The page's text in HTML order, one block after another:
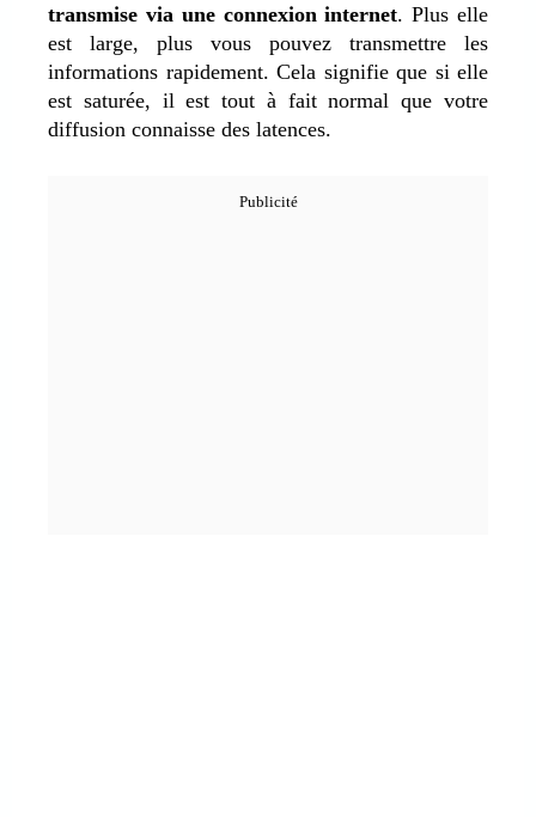
transmise via une connexion internet. Plus elle
est large, plus vous pouvez transmettre les
informations rapidement. Cela signifie que si elle
est saturée, il est tout à fait normal que votre
diffusion connaisse des latences.